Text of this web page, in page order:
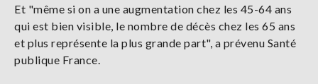
Et "même si on a une augmentation chez les 45-64 ans
qui est bien visible, le nombre de décès chez les 65 ans
et plus représente la plus grande part", a prévenu Santé
publique France.